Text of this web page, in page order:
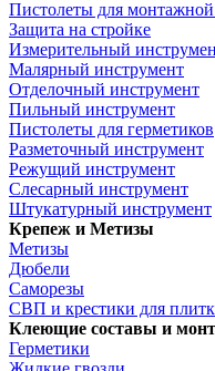
Пистолеты для
Защита на стройке
Измерительный
Малярный инструмент
Отделочный инструмент
Пильный инструмент
Пистолеты для герметиков
Разметочный инструмент
Режущий инструмент
Слесарный инструмент
Штукатурный инструмент
Крепеж и Метизы
Метизы
Дюбели
Саморезы
СВП и крестики для
Клеющие составы и
Герметики